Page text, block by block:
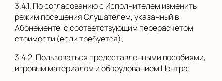
3.4.1. По согласованию с Исполнителем изменить
режим посещения Слушателем, указанный в
Абонементе, с соответствующим перерасчетом
стоимости (если требуется);
3.4.2. Пользоваться предоставленными пособиями,
игровым материалом и оборудованием Центра;